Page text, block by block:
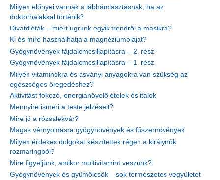
Milyen előnyei vannak a lábhámlasztásnak, ha az
doktorhalakkal történik?
Divatdiéták – miért ugrunk egyik trendről a másikra?
Ki és mire használhatja a magnéziumolajat?
Gyógynövények fájdalomcsillapításra – 2. rész
Gyógynövények fájdalomcsillapításra – 1. rész
Milyen vitaminokra és ásványi anyagokra van szükség az
egészséges öregedéshez?
Aktivitást fokozó, energianövelő ételek és italok
Mennyire ismeri a teste jelzéseit?
Mire jó a rózsalekvár?
Magas vérnyomásra gyógynövények és fűszernövények
Milyen érdekes dolgokat készítettek régen a királynők
rozmaringból?
Mire figyeljünk, amikor multivitamint veszünk?
Gyógynövények és gyümölcsök – sok természetes vegyületet